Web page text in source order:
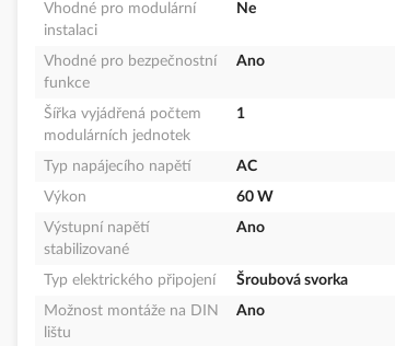
Vhodné pro modulární
instalaci
Ne
Vhodné pro bezpečnostní
funkce
Ano
Šířka vyjádřená počtem
modulárních jednotek
1
Typ napájecího napětí
AC
Výkon
60 W
Výstupní napětí
stabilizované
Ano
Typ elektrického připojení
Šroubová svorka
Možnost montáže na DIN
lištu
Ano